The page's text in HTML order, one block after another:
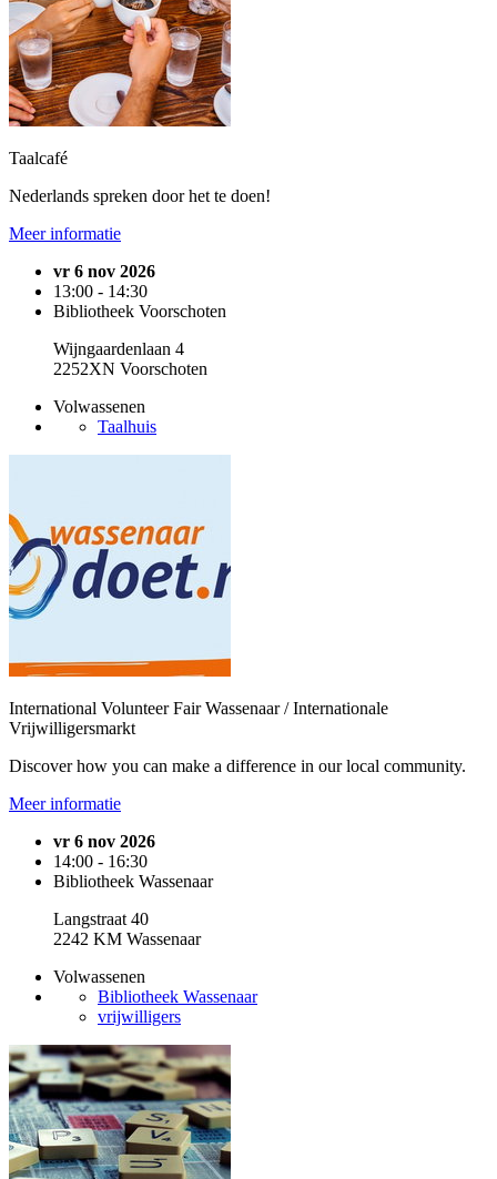
Taalcafé
Nederlands spreken door het te doen!
Meer informatie
vr 6 nov 2026
13:00 - 14:30
Bibliotheek Voorschoten
Wijngaardenlaan 4
2252XN Voorschoten
Volwassenen
Taalhuis
International Volunteer Fair Wassenaar / Internationale
Vrijwilligersmarkt
Discover how you can make a difference in our local community.
Meer informatie
vr 6 nov 2026
14:00 - 16:30
Bibliotheek Wassenaar
Langstraat 40
2242 KM Wassenaar
Volwassenen
Bibliotheek Wassenaar
vrijwilligers